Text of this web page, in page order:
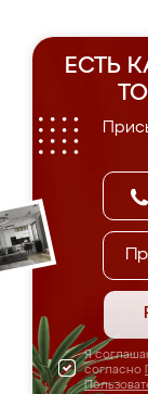
ЕСТЬ
Я
согласно